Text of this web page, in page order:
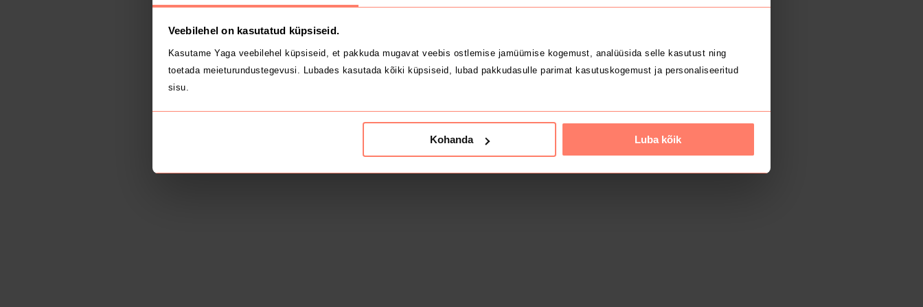
Veebilehel on kasutatud küpsiseid.
Kasutame Yaga veebilehel küpsiseid, et pakkuda mugavat veebis ostlemise jamüümise kogemust, analüüsida selle kasutust ning
toetada meieturundustegevusi. Lubades kasutada kõiki küpsiseid, lubad pakkudasulle parimat kasutuskogemust ja personaliseeritud
sisu.
Kohanda Luba kõik